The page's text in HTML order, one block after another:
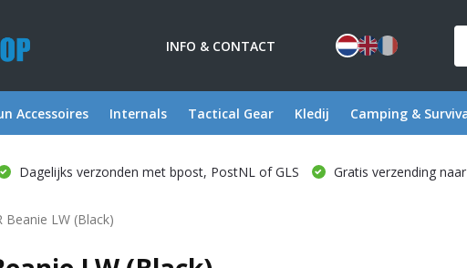
INFO & CONTACT
Accessoires Internals Tactical Gear Kledij Camping &
Dagelijks verzonden met bpost, PostNL of GLS Gratis verzending
Beanie LW (Black)